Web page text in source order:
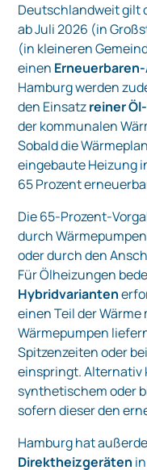
Deutschlandweit gilt
ab Juli 2026 (in
(in kleineren
einen
Hamburg werden
den Einsatzreiner
der kommunalen
Sobald die
eingebaute Heizung
65 Prozent
Die
durch
oder durch den
Für Ölheizungen
Hybridvarianten
einen Teil der
Wärmepumpen
Spitzenzeiten oder
einspringt. Alternativ
synthetischem oder
sofern dieser den
Hamburg hat
Direktheizgeräten